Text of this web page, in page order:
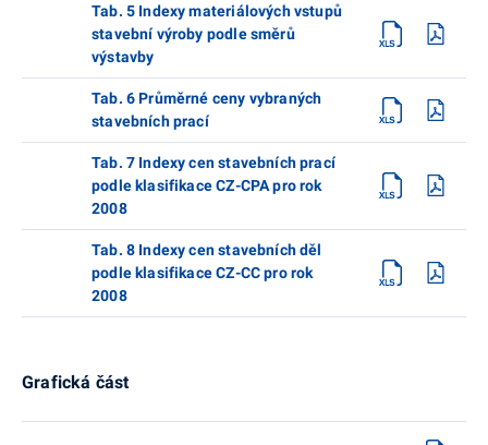
Tab. 5 Indexy materiálových vstupů
stavební výroby podle směrů
výstavby
Tab. 6 Průměrné ceny vybraných
stavebních prací
Tab. 7 Indexy cen stavebních prací
podle klasifikace CZ-CPA pro rok
2008
Tab. 8 Indexy cen stavebních děl
podle klasifikace CZ-CC pro rok
2008
Grafická část